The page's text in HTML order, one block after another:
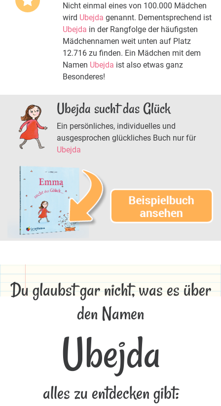
Nicht einmal eines von 100.000 Mädchen
wird Ubejda genannt. Dementsprechend ist
Ubejda in der Rangfolge der häufigsten
Mädchennamen weit unten auf Platz
12.716 zu finden. Ein Mädchen mit dem
Namen Ubejda ist also etwas ganz
Besonderes!
Ubejda sucht das Glück
Ein persönliches, individuelles und
ausgesprochen glückliches Buch nur für
Ubejda
Du glaubst gar nicht, was es über
den Namen
Ubejda
alles zu entdecken gibt: